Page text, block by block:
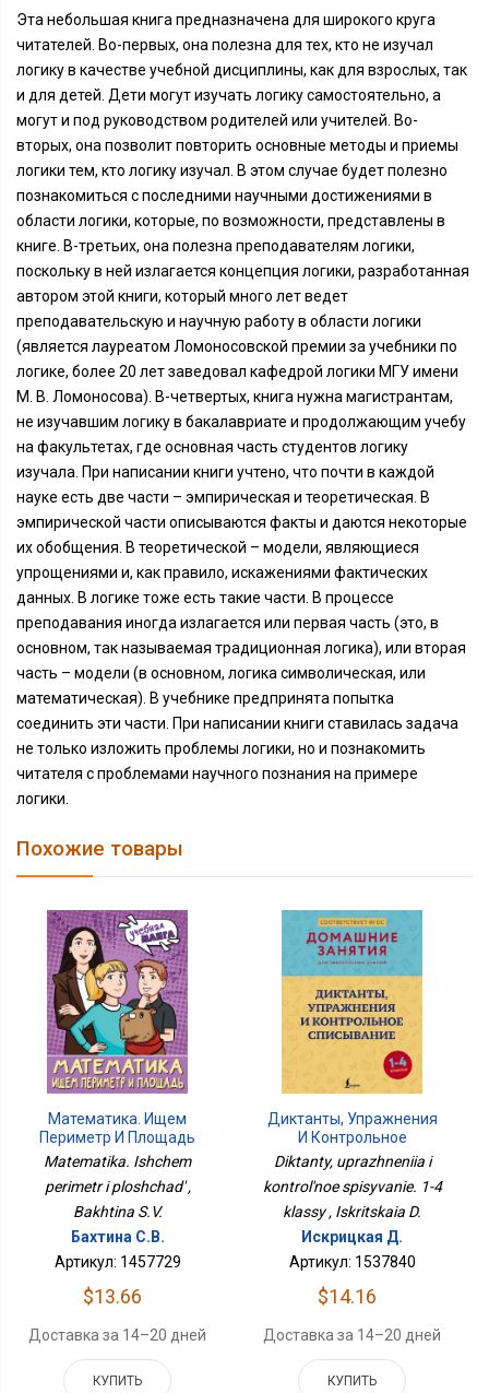
Эта небольшая книга предназначена для широкого круга
читателей. Во-первых, она полезна для тех, кто не изучал
логику в качестве учебной дисциплины, как для взрослых, так
и для детей. Дети могут изучать логику самостоятельно, а
могут и под руководством родителей или учителей. Во-
вторых, она позволит повторить основные методы и приемы
логики тем, кто логику изучал. В этом случае будет полезно
познакомиться с последними научными достижениями в
области логики, которые, по возможности, представлены в
книге. В-третьих, она полезна преподавателям логики,
поскольку в ней излагается концепция логики, разработанная
автором этой книги, который много лет ведет
преподавательскую и научную работу в области логики
(является лауреатом Ломоносовской премии за учебники по
логике, более 20 лет заведовал кафедрой логики МГУ имени
М. В. Ломоносова). В-четвертых, книга нужна магистрантам,
не изучавшим логику в бакалавриате и продолжающим учебу
на факультетах, где основная часть студентов логику
изучала. При написании книги учтено, что почти в каждой
науке есть две части – эмпирическая и теоретическая. В
эмпирической части описываются факты и даются некоторые
их обобщения. В теоретической – модели, являющиеся
упрощениями и, как правило, искажениями фактических
данных. В логике тоже есть такие части. В процессе
преподавания иногда излагается или первая часть (это, в
основном, так называемая традиционная логика), или вторая
часть – модели (в основном, логика символическая, или
математическая). В учебнике предпринята попытка
соединить эти части. При написании книги ставилась задача
не только изложить проблемы логики, но и познакомить
читателя с проблемами научного познания на примере
логики.
Похожие товары
Математика. Ищем
Периметр И Площадь
Matematika. Ishchem
perimetr i ploshchad' ,
Bakhtina S.V.
Бахтина С.В.
Артикул: 1457729
$13.66
Доставка за 14–20 дней
КУПИТЬ
Диктанты, Упражнения
И Контрольное
Списывание. 1-4 Классы
Diktanty, uprazhneniia i
kontrol'noe spisyvanie. 1-4
klassy , Iskritskaia D.
Искрицкая Д.
Артикул: 1537840
$14.16
Доставка за 14–20 дней
КУПИТЬ